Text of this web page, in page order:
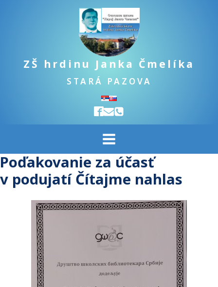
ZŠ hrdinu Janka Čmelíka
STARÁ PAZOVA
Poďakovanie za účasť
v podujatí Čítajme nahlas